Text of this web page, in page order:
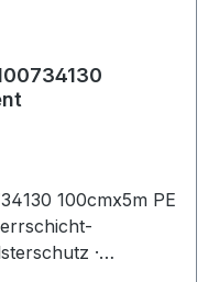
100cmx5m PE
·